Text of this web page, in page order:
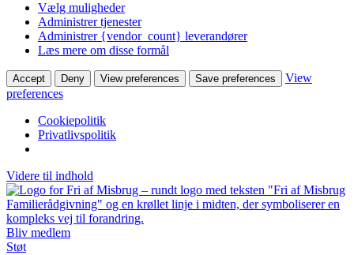
Vælg muligheder
Administrer tjenester
Administrer {vendor_count} leverandører
Læs mere om disse formål
Accept Deny View preferences Save preferences
View
preferences
Cookiepolitik
Privatlivspolitik
Videre til indhold
Bliv medlem
Støt